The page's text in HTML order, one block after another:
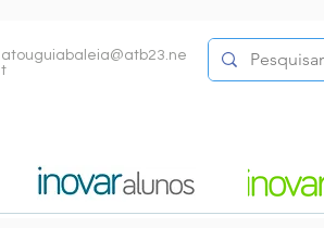
atouguiabaleia@atb23.ne
t